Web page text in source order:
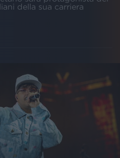
della sua carriera